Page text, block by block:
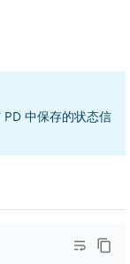
中保存的状态信